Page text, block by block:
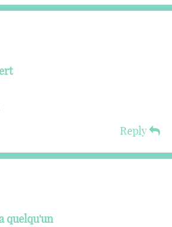
Reply
quelqu'un